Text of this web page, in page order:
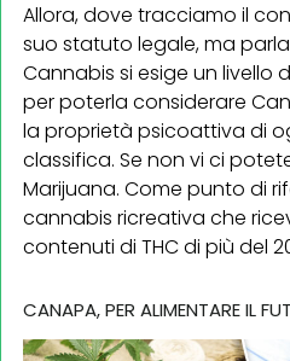
Allora, dove tracciamo il
suo statuto legale, ma
Cannabis si esige un livello
per poterla considerare
la proprietà psicoattiva di
classifica. Se non vi ci
Marijuana. Come punto di
cannabis ricreativa che
contenuti di THC di più del
CANAPA, PER ALIMENTARE IL